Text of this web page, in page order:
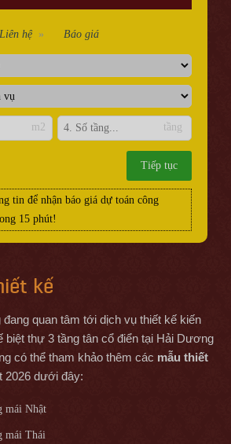
Liên hệ Báo giá
m2 tầng
Tiếp tục
tin để nhận báo giá dự toán công
15 phút!
kế
quan tâm tới dịch vụ thiết kế kiến
biệt thự 3 tầng tân cổ điển tại Hải Dương
có thể tham khảo thêm các mẫu thiết
2026 dưới đây:
mái Nhật
mái Thái